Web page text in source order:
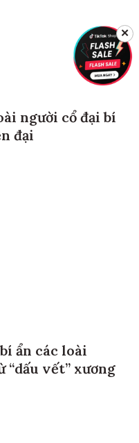
người cổ đại bí
đại
ẩn các loài
vết” xương
✕